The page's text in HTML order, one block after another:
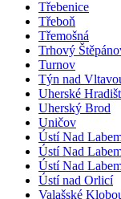
Třebenice
Třeboň
Třemošná
Trhový
Turnov
Týn nad
Uherské
Uherský Brod
Uničov
Ústí Nad
Ústí Nad
Ústí Nad
Ústí nad Orlicí
Valašské